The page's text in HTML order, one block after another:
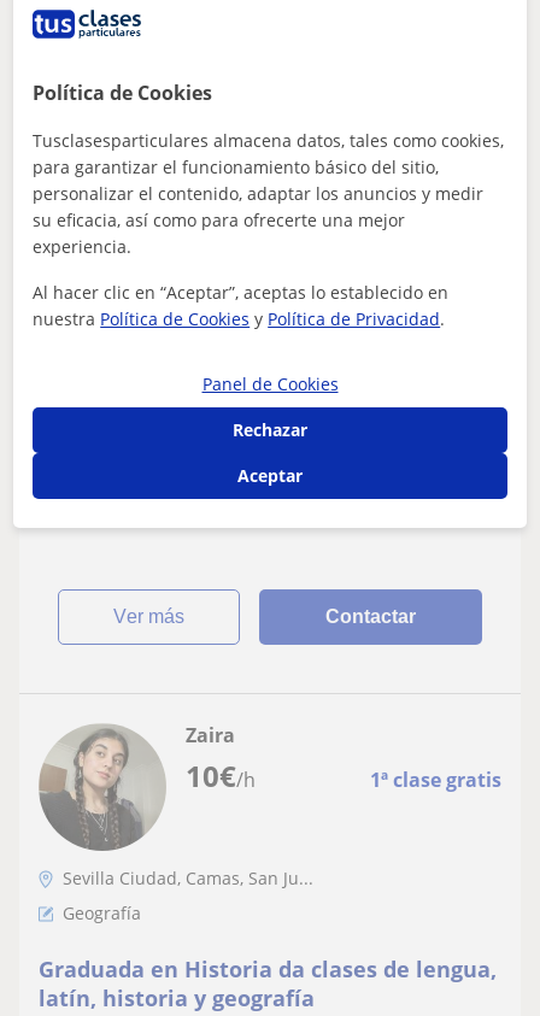
12€/h 1ª clase gratis
Fernando
Sevilla Capital, Camas, San J...
Clases particulares Economía, Lengua,
Historia, Geografía e Historia del Arte
Profesor con amplia experiencia de más de 4 años tanto
en diferentes colegios como academias, se ofrece para
ver más Contactar
10€/h 1ª clase gratis
Zaira
Sevilla Ciudad, Camas, San Ju...
Geografía
Graduada en Historia da clases de lengua,
latín, historia y geografía
Política de Cookies
Tusclasesparticulares almacena datos, tales como cookies,
para garantizar el funcionamiento básico del sitio,
personalizar el contenido, adaptar los anuncios y medir
su eficacia, así como para ofrecerte una mejor
experiencia.
Al hacer clic en “Aceptar”, aceptas lo establecido en
nuestra Política de Cookies y Política de Privacidad.
Panel de Cookies
Rechazar
Aceptar